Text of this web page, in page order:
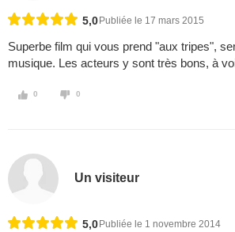
5,0 Publiée le 17 mars 2015
Superbe film qui vous prend "aux tripes",
musique. Les acteurs y sont très bons, à
0 0
Un visiteur
5,0 Publiée le 1 novembre 2014